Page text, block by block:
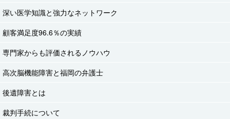
深い医学知識と強力なネットワーク
顧客満足度96.6％の実績
専門家からも評価されるノウハウ
高次脳機能障害と福岡の弁護士
後遺障害とは
裁判手続について